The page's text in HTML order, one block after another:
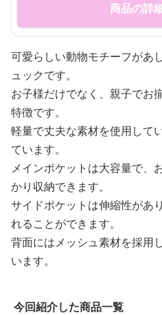
商品の詳
可愛らしい動物モチーフがあ
ュックです。
お子様だけでなく、親子でお
特徴です。
軽量で丈夫な素材を使用して
ています。
メインポケットは大容量で、
かり収納できます。
サイドポケットは伸縮性があ
れることができます。
背面にはメッシュ素材を採用
います。
今回紹介した商品一覧